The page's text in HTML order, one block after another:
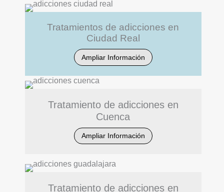
Tratamientos de adicciones en
Ciudad Real
Ampliar Información
Tratamiento de adicciones en
Cuenca
Ampliar Información
Tratamiento de adicciones en